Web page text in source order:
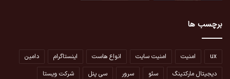
برچسب ها
ux امنیت امنیت سایت انواع هاست اینستاگرام
دامین
دیجیتال مارکتینگ
سئو سرور سی پنل
شرکت ویستا